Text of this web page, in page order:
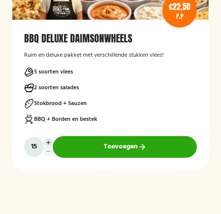
€22,50
P.P
BBQ DELUXE DAIMSONWHEELS
Ruim en deluxe pakket met verschillende stukken vlees!
5 soorten vlees
2 soorten salades
Stokbrood + Sauzen
BBQ + Borden en bestek
Toevoegen